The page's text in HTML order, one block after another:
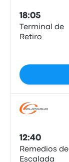
18:05
Terminal de
Retiro
12:40
Remedios de
Escalada